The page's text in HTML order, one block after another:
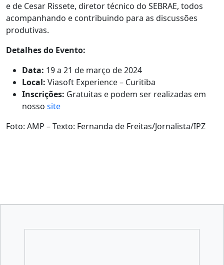
e de Cesar Rissete, diretor técnico do SEBRAE, todos
acompanhando e contribuindo para as discussões
produtivas.
Detalhes do Evento:
Data: 19 a 21 de março de 2024
Local: Viasoft Experience – Curitiba
Inscrições: Gratuitas e podem ser realizadas em
nosso site
Foto: AMP – Texto: Fernanda de Freitas/Jornalista/IPZ